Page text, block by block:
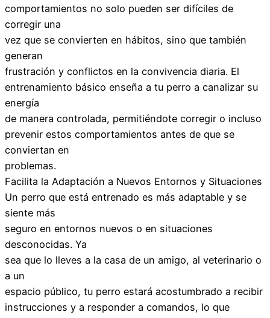
comportamientos no solo pueden ser difíciles de
corregir una
vez que se convierten en hábitos, sino que también
generan
frustración y conflictos en la convivencia diaria. El
entrenamiento básico enseña a tu perro a canalizar su
energía
de manera controlada, permitiéndote corregir o incluso
prevenir estos comportamientos antes de que se
conviertan en
problemas.
Facilita la Adaptación a Nuevos Entornos y Situaciones
Un perro que está entrenado es más adaptable y se
siente más
seguro en entornos nuevos o en situaciones
desconocidas. Ya
sea que lo lleves a la casa de un amigo, al veterinario o
a un
espacio público, tu perro estará acostumbrado a recibir
instrucciones y a responder a comandos, lo que